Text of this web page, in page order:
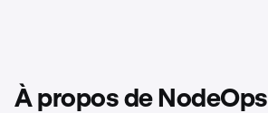
À propos de NodeOps